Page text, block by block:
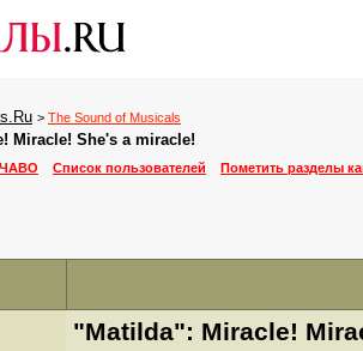
> The Sound of Musicals
Miracle! She's a miracle!
ЧАВО Список пользователей Пометить разделы
"Matilda": Miracle!